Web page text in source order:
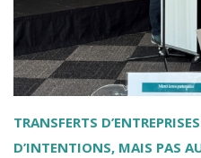
TRANSFERTS
D’INTENTIONS, MAIS PAS